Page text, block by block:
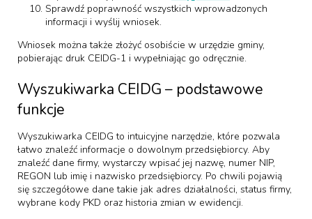
Sprawdź poprawność wszystkich wprowadzonych
informacji i wyślij wniosek.
Wniosek można także złożyć osobiście w urzędzie gminy,
pobierając druk CEIDG-1 i wypełniając go odręcznie.
Wyszukiwarka CEIDG – podstawowe
funkcje
Wyszukiwarka CEIDG to intuicyjne narzędzie, które pozwala
łatwo znaleźć informacje o dowolnym przedsiębiorcy. Aby
znaleźć dane firmy, wystarczy wpisać jej nazwę, numer NIP,
REGON lub imię i nazwisko przedsiębiorcy. Po chwili pojawią
się szczegółowe dane takie jak adres działalności, status firmy,
wybrane kody PKD oraz historia zmian w ewidencji.